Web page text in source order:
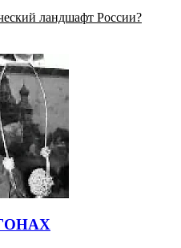
ландшафт России?